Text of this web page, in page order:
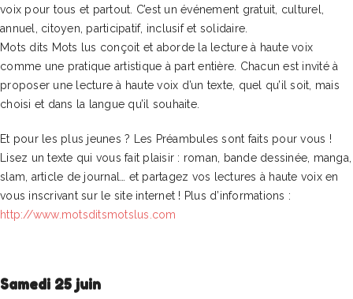
voix pour tous et partout. C’est un événement gratuit, culturel,
annuel, citoyen, participatif, inclusif et solidaire.
Mots dits Mots lus conçoit et aborde la lecture à haute voix
comme une pratique artistique à part entière. Chacun est invité à
proposer une lecture à haute voix d’un texte, quel qu’il soit, mais
choisi et dans la langue qu’il souhaite.
Et pour les plus jeunes ? Les Préambules sont faits pour vous !
Lisez un texte qui vous fait plaisir : roman, bande dessinée, manga,
slam, article de journal… et partagez vos lectures à haute voix en
vous inscrivant sur le site internet ! Plus d’informations :
http://www.motsditsmotslus.com
Samedi 25 juin